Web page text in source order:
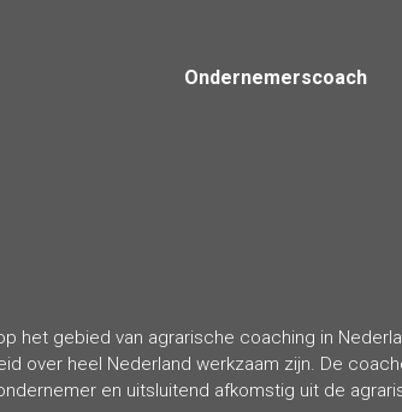
Ondernemerscoach
het gebied van agrarische coaching in
over heel Nederland werkzaam zijn. De
en uitsluitend afkomstig uit de